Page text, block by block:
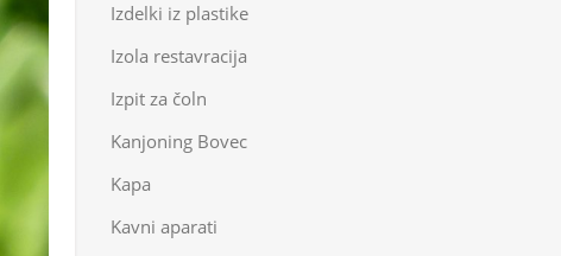
Izdelki iz plastike
Izola restavracija
Izpit za čoln
Kanjoning Bovec
Kapa
Kavni aparati